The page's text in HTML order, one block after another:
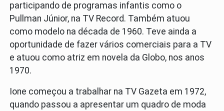
participando de programas infantis como o
Pullman Júnior, na TV Record. Também atuou
como modelo na década de 1960. Teve ainda a
oportunidade de fazer vários comerciais para a TV
e atuou como atriz em novela da Globo, nos anos
1970.
Ione começou a trabalhar na TV Gazeta em 1972,
quando passou a apresentar um quadro de moda